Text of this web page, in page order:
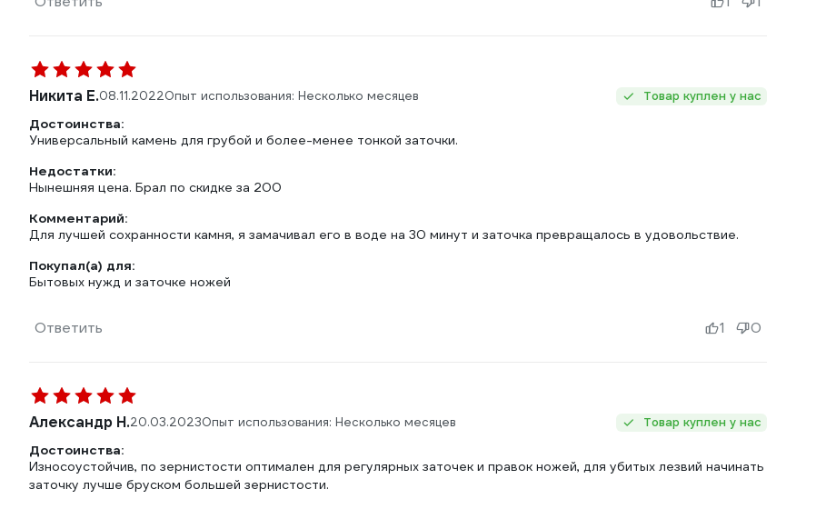
Никита Е.08.11.2022Опыт использования: Несколько месяцев Товар куплен у нас
Достоинства:
Универсальный камень для грубой и более-менее тонкой заточки.
Недостатки:
Нынешняя цена. Брал по скидке за 200
Комментарий:
Для лучшей сохранности камня, я замачивал его в воде на 30 минут и заточка превращалось в удовольствие.
Покупал(а) для:
Бытовых нужд и заточке ножей
Ответить 1 0
Александр Н.20.03.2023Опыт использования: Несколько месяцев Товар куплен у нас
Достоинства:
Износоустойчив, по зернистости оптимален для регулярных заточек и правок ножей, для убитых лезвий начинать
заточку лучше бруском большей зернистости.